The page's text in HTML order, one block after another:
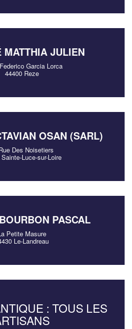
MATTHIA JULIEN
Garcia Lorca
44400 Reze
OSAN (SARL)
Des Noisetiers
Luce-sur-Loire
PASCAL
Petite Masure
Le-Landreau
: TOUS LES